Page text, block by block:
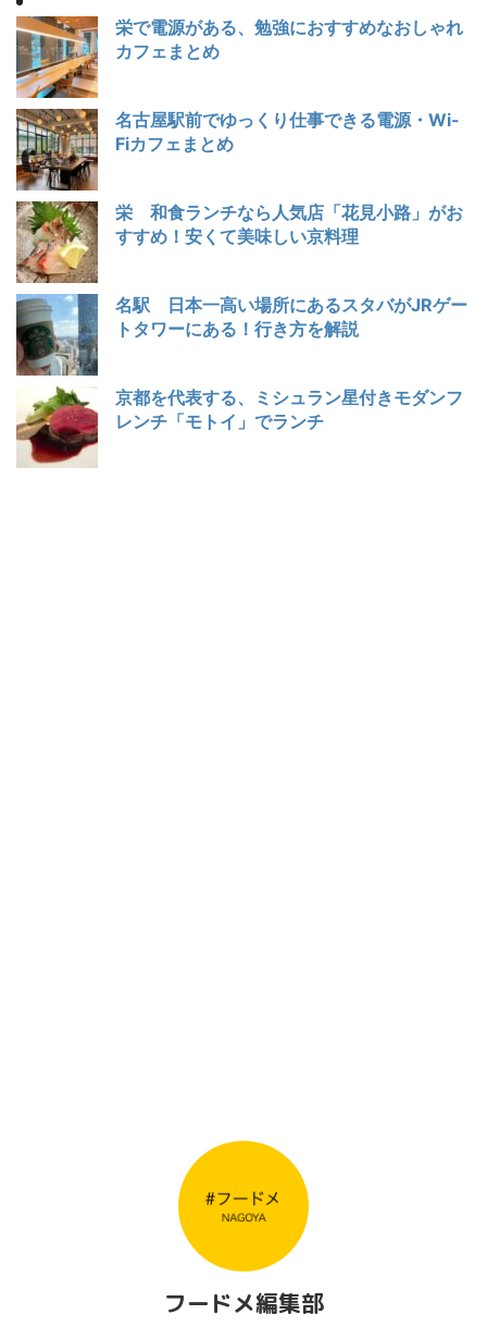
栄で電源がある、勉強におすすめなおしゃれ
カフェまとめ
名古屋駅前でゆっくり仕事できる電源・Wi-
Fiカフェまとめ
栄 和食ランチなら人気店「花見小路」がお
すすめ！安くて美味しい京料理
名駅 日本一高い場所にあるスタバがJRゲー
トタワーにある！行き方を解説
京都を代表する、ミシュラン星付きモダンフ
レンチ「モトイ」でランチ
フードメ編集部